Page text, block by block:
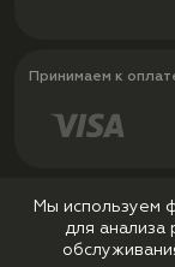
Принимаем к
Политика
Мы используем
для анализа